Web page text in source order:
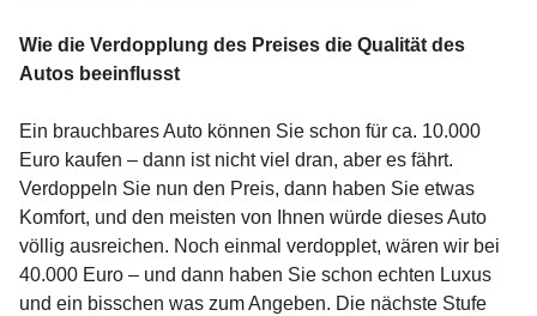
Wie die Verdopplung des Preises die Qualität des
Autos beeinflusst
Ein brauchbares Auto können Sie schon für ca. 10.000
Euro kaufen – dann ist nicht viel dran, aber es fährt.
Verdoppeln Sie nun den Preis, dann haben Sie etwas
Komfort, und den meisten von Ihnen würde dieses Auto
völlig ausreichen. Noch einmal verdopplet, wären wir bei
40.000 Euro – und dann haben Sie schon echten Luxus
und ein bisschen was zum Angeben. Die nächste Stufe